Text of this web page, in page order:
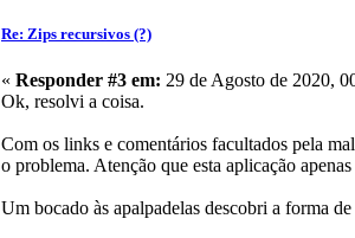
Re: Zips recursivos (?)
« Responder #3 em: 29 de Agosto de 2020,
Ok, resolvi a coisa.
Com os links e comentários facultados pela
o problema. Atenção que esta aplicação
Um bocado às apalpadelas descobri a forma